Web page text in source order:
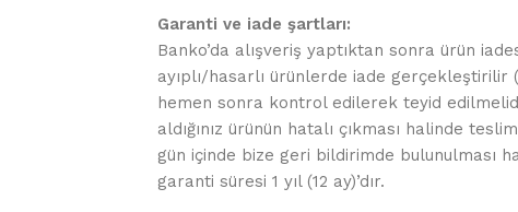
Garanti ve iade şartları:
Banko’da alışveriş yaptıktan sonra ürün
ayıplı/hasarlı ürünlerde iade gerçekleştirilir
hemen sonra kontrol edilerek teyid
aldığınız ürünün hatalı çıkması halinde
gün içinde bize geri bildirimde bulunulması
garanti süresi 1 yıl (12 ay)’dır.